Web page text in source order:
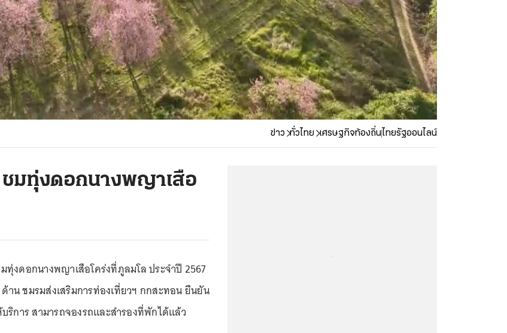
ข่าว ทั่วไทย เศรษฐกิจท้องถิ่นไทยรัฐออนไลน์
ชมทุ่งดอกนางพญาเสือ
ทุ่งดอกนางพญาเสือโคร่งที่ภูลมโล ประจำปี 2567
าน ชมรมส่งเสริมการท่องเที่ยวฯ กกสะทอน ยืนยัน
ริการ สามารถจองรถและสำรองที่พักได้แล้ว